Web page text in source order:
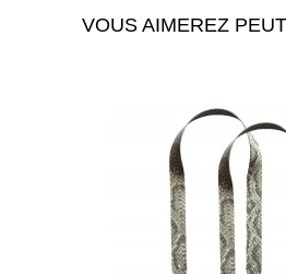
VOUS AIMEREZ